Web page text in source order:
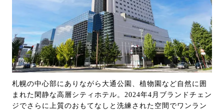
札幌の中心部にありながら大通公園、植物園など自然に囲
まれた閑静な高層シティホテル。2024年4月ブランドチェン
ジでさらに上質のおもてなしと洗練された空間でワンラン